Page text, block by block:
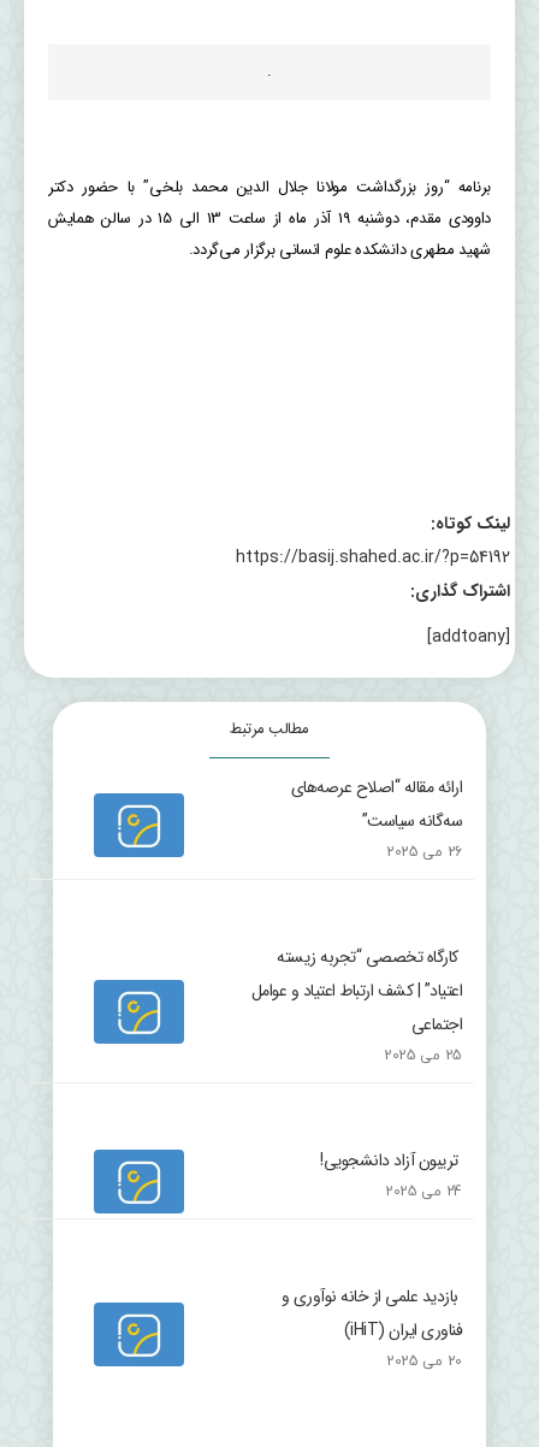
.
برنامه “روز بزرگداشت مولانا جلال الدین محمد بلخی” با حضور دکتر
داوودی مقدم، دوشنبه 19 آذر ماه از ساعت 13 الی 15 در سالن همایش
شهید مطهری دانشکده علوم انسانی برگزار می‌گردد.
لینک کوتاه:
https://basij.shahed.ac.ir/?p=54192
اشتراک گذاری:
[addtoany]
مطالب مرتبط
ارائه مقاله “اصلاح عرصه‌های
سه‌گانه سیاست”
26 می 2025
کارگاه تخصصی “تجربه زیسته
اعتیاد” | کشف ارتباط اعتیاد و عوامل
اجتماعی
25 می 2025
تریبون آزاد دانشجویی!
24 می 2025
بازدید علمی از خانه نوآوری و
فناوری ایران (iHiT)
20 می 2025